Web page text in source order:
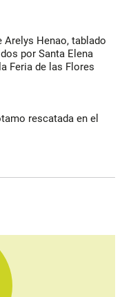
Henao, tablado
por Santa Elena
Feria de las Flores
rescatada en el